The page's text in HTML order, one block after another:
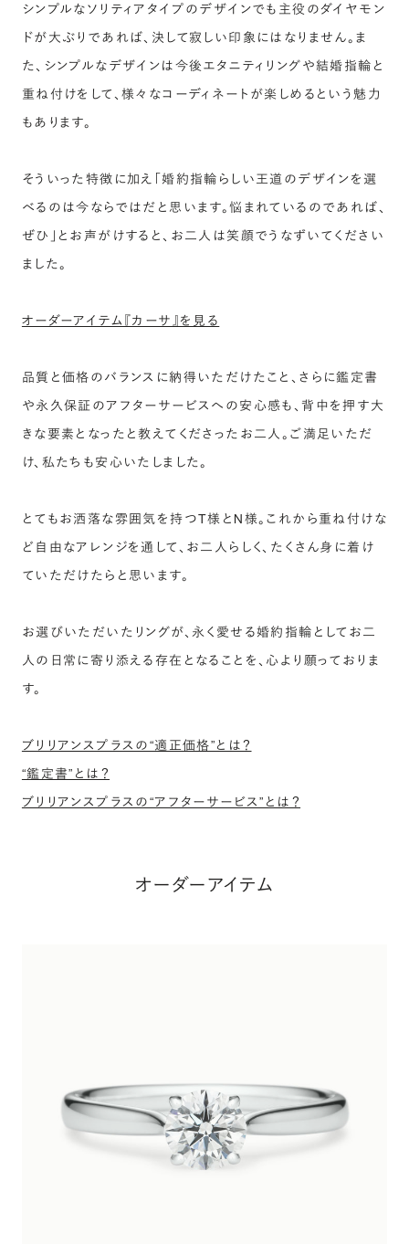
シンプルなソリティアタイプのデザインでも主役のダイヤモン
ドが大ぶりであれば、決して寂しい印象にはなりません。ま
た、シンプルなデザインは今後エタニティリングや結婚指輪と
重ね付けをして、様々なコーディネートが楽しめるという魅力
もあります。
そういった特徴に加え「婚約指輪らしい王道のデザインを選
べるのは今ならではだと思います。悩まれているのであれば、
ぜひ」とお声がけすると、お二人は笑顔でうなずいてください
ました。
オーダーアイテム『カーサ』を見る
品質と価格のバランスに納得いただけたこと、さらに鑑定書
や永久保証のアフターサービスへの安心感も、背中を押す大
きな要素となったと教えてくださったお二人。ご満足いただ
け、私たちも安心いたしました。
とてもお洒落な雰囲気を持つT様とN様。これから重ね付けな
ど自由なアレンジを通して、お二人らしく、たくさん身に着け
ていただけたらと思います。
お選びいただいたリングが、永く愛せる婚約指輪としてお二
人の日常に寄り添える存在となることを、心より願っておりま
す。
ブリリアンスプラスの“適正価格”とは？
“鑑定書”とは？
ブリリアンスプラスの“アフターサービス”とは？
オーダーアイテム